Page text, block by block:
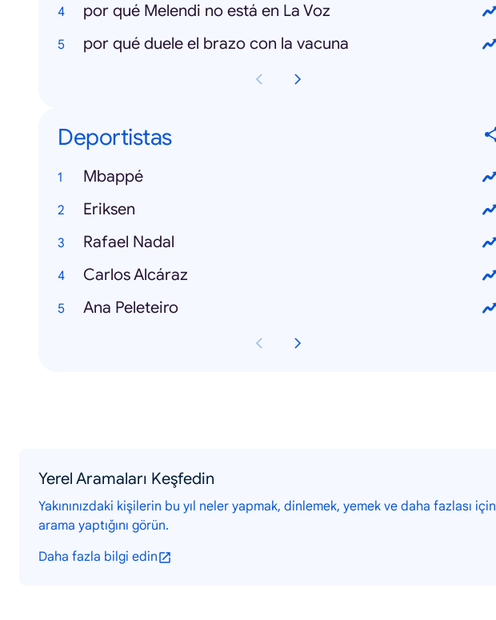
por qué Melendi no está en La Voz
por qué duele el brazo con la vacuna
Deportistas
Mbappé
Eriksen
Rafael Nadal
Carlos Alcáraz
Ana Peleteiro
Yerel Aramaları Keşfedin
Yakınınızdaki kişilerin bu yıl neler yapmak, dinlemek, yemek ve daha fazlası için
arama yaptığını görün.
Daha fazla bilgi edin